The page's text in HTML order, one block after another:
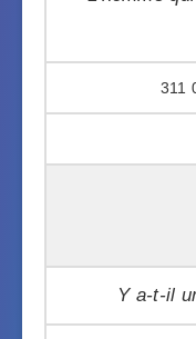
311
Y a-t-il